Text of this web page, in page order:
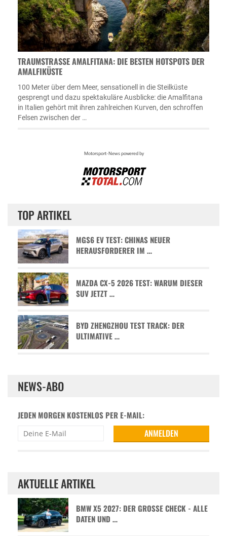
TRAUMSTRASSE AMALFITANA: DIE BESTEN HOTSPOTS DER A
MALFIKÜSTE
100 Meter über dem Meer, sensationell in die Steilküste
gesprengt und dazu spektakuläre Ausblicke: die Amalfitana
in Italien gehört mit ihren zahlreichen Kurven, den schroffen
Felsen zwischen der …
TOP ARTIKEL
MGS6 EV TEST: CHINAS NEUER
HERAUSFORDERER IM …
MAZDA CX-5 2026 TEST: WARUM DIESER
SUV JETZT …
BYD ZHENGZHOU TEST TRACK: DER
ULTIMATIVE …
NEWS-ABO
JEDEN MORGEN KOSTENLOS PER E-MAIL:
AKTUELLE ARTIKEL
BMW X5 2027: DER GROSSE CHECK - ALLE D
ATEN UND …